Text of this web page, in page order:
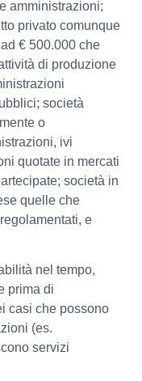
amministrazioni;
privato comunque
€ 500.000 che
di produzione
società
o
ivi
quotate in mercati
società in
quelle che
e
nel tempo,
prima di
casi che possono
(es.
servizi